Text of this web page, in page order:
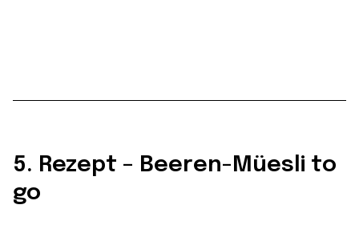
5. Rezept – Beeren-Müesli to
go